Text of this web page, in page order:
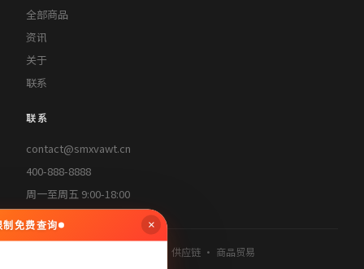
全部商品
资讯
关于
联系
联系
contact@smxvawt.cn
400-888-8888
周一至周五 9:00-18:00
© 2026 雄邦实业 · 批发零售 · 供应链 · 商品贸易
×
免费查询